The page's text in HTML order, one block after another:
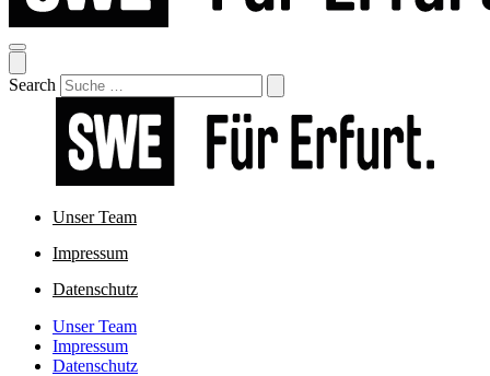
Search
Unser Team
Impressum
Datenschutz
Unser Team
Impressum
Datenschutz